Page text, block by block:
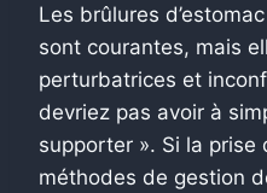
Les brûlures
sont courantes, mais
perturbatrices et
devriez pas avoir à
supporter ». Si la prise
méthodes de gestion